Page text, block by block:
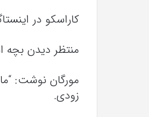
کاراسکو در
منتظر دیدن بچه ام باشم”.
مورگان نوشت:
زودی.